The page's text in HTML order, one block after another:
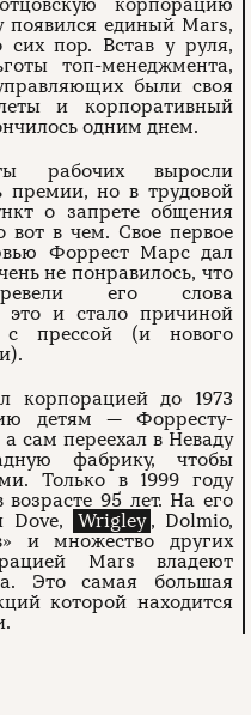
появился единый Mars,
сих пор. Встав у руля,
топ-менеджмента,
были своя
и корпоративный
одним днем.
рабочих выросли
премии, но в трудовой
о запрете общения
в чем. Свое первое
Форрест Марс дал
не понравилось, что
его слова
это и стало причиной
с прессой (и нового
корпорацией до 1973
детям — Форресту-
сам переехал в Неваду
фабрику, чтобы
Только в 1999 году
95 лет. На его
Dove,
Wrigley , Dolmio,
и множество других
Mars владеют
Это самая большая
которой находится